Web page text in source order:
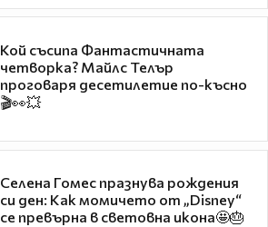
Кой съсипа Фантастичната
четворка? Майлс Телър
проговаря десетилетие по-късно
🎬👀💥
Селена Гомес празнува рождения
си ден: Как момичето от „Disney“
се превърна в световна икона🤩🎂